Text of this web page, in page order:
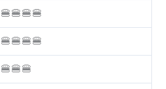
🍔🍔🍔🍔
🍔🍔🍔🍔
🍔🍔🍔